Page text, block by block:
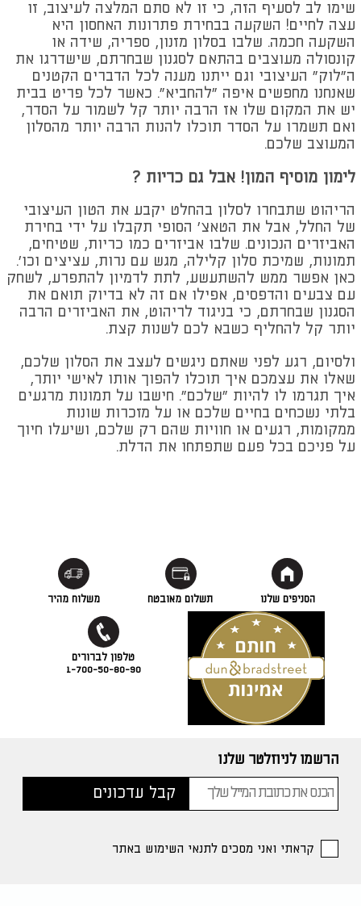
שימו לב לסעיף הזה, כי זו לא סתם המלצה לעיצוב, זו
עצה לחיים! השקעה בבחירת פתרונות האחסון היא
השקעה חכמה. שלבו בסלון מזנון, ספריה, שידה או
קונסולה מעוצבים בהתאם לסגנון שבחרתם, שישדרגו את
ה"לוק" העיצובי וגם ייתנו מענה לכל הדברים הקטנים
שאנחנו מחפשים איפה "להחביא". כאשר לכל פריט בבית
יש את המקום שלו אז הרבה יותר קל לשמור על הסדר,
ואם תשמרו על הסדר תוכלו להנות הרבה יותר מהסלון
המעוצב שלכם.
לימון מוסיף המון! אבל גם כריות ?
הריהוט שתבחרו לסלון בהחלט יקבע את הטון העיצובי
של החלל, אבל את הטאצ' הסופי תקבלו על ידי בחירת
האביזרים הנכונים. שלבו אביזרים כמו כריות, שטיחים,
תמונות, שמיכת סלון קלילה, מגש עם נרות, עציצים וכו'.
כאן אפשר ממש להשתעשע, לתת לדמיון להתפרע, לשחק
עם צבעים והדפסים, אפילו אם זה לא בדיוק תואם את
הסגנון שבחרתם, כי בניגוד לריהוט, את האביזרים הרבה
יותר קל להחליף כשבא לכם לשנות קצת.
ולסיום, רגע לפני שאתם ניגשים לעצב את הסלון שלכם,
שאלו את עצמכם איך תוכלו להפוך אותו לאישי יותר,
איך תגרמו לו להיות "שלכם". חישבו על תמונות מרגעים
בלתי נשכחים בחיים שלכם או על מזכרות שונות
ממקומות, רגעים או חוויות שהם רק שלכם, ושיעלו חיוך
על פניכם בכל פעם שתפתחו את הדלת.
הסניפים שלנו תשלום מאובטח משלוח מהיר
1-700-50-80-90
הרשמו לניוזלטר שלנו
קראתי ואני מסכים לתנאי השימוש באתר